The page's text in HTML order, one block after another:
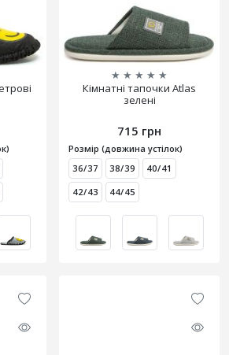
★ ★ ★ ★ ★
Кімнатні тапочки Atlas
зелені
715 грн
Розмір (довжина устілок)
36/37
38/39
40/41
42/43
44/45